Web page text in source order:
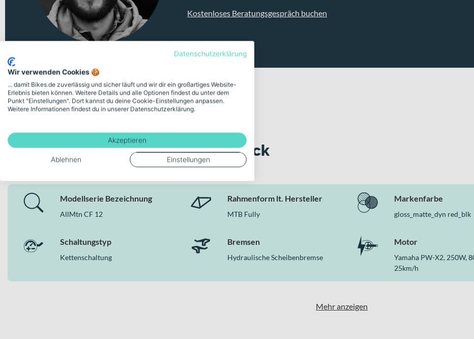
Kostenloses Beratungsgespräch buchen
Deine Bike-Features auf einen Blick
Modellserie Bezeichnung
AllMtn CF 12
Rahmenform lt. Hersteller
MTB Fully
Markenfarbe
gloss_matte_dyn red_blk
Schaltungstyp
Kettenschaltung
Bremsen
Hydraulische Scheibenbremse
Motor
Yamaha PW-X2, 250W,
25km/h
Mehr anzeigen
Datenschutzerklärung
Wir verwenden Cookies 🍪
... damit Bikes.de zuverlässig und sicher läuft und wir dir ein großartiges Website-
Erlebnis bieten können. Weitere Details und alle Optionen findest du unter dem
Punkt "Einstellungen". Dort kannst du deine Cookie-Einstellungen anpassen.
Weitere Informationen findest du in unserer Datenschutzerklärung.
Akzeptieren
Ablehnen Einstellungen